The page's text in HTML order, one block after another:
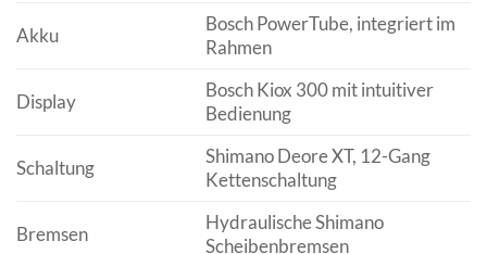
Akku
Bosch PowerTube, integriert im
Rahmen
Display
Bosch Kiox 300 mit intuitiver
Bedienung
Schaltung
Shimano Deore XT, 12-Gang
Kettenschaltung
Bremsen
Hydraulische Shimano
Scheibenbremsen